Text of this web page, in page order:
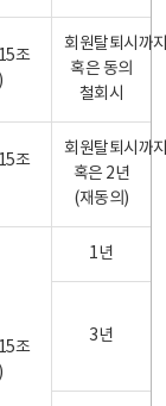
조
회원탈퇴시까
혹은 동의
철회시
조
회원탈퇴시까
혹은 2년
(재동의)
조
1년
3년